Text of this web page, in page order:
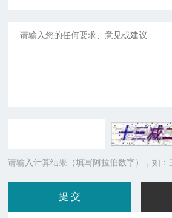
请输入计算结果（填写阿拉伯数字），如：